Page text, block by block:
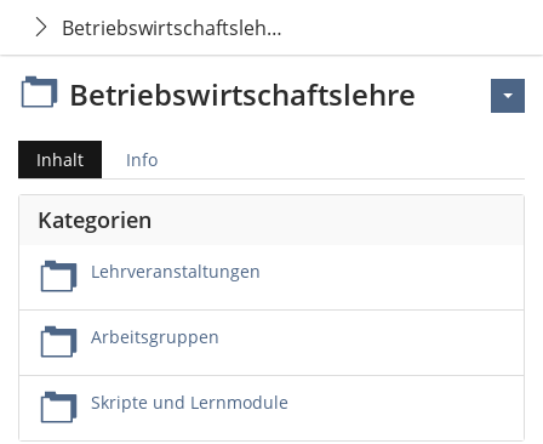
Betriebswirtschaftslehre
Betriebswirtschaftslehre
Inhalt Info
Kategorien
Lehrveranstaltungen
Arbeitsgruppen
Skripte und Lernmodule